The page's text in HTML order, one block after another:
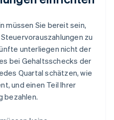
müssen Sie bereit sein,
zu
unterliegen nicht der
bei Gehaltsschecks der
Quartal schätzen, wie
und einen Teil Ihrer
bezahlen.